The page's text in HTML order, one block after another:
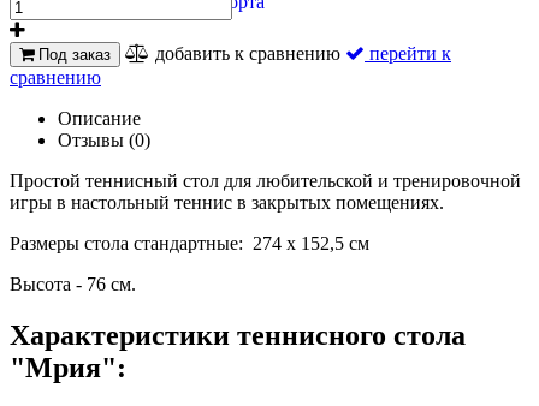
Под заказ добавить к сравнению
перейти к
сравнению
Описание
Отзывы (0)
Простой теннисный стол для любительской и тренировочной
игры в настольный теннис в закрытых помещениях.
Размеры стола стандартные: 274 х 152,5 см
Высота - 76 см.
Характеристики теннисного стола
"Мрия":